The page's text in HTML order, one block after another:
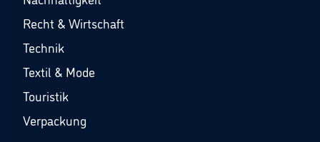
Recht & Wirtschaft
Technik
Textil & Mode
Touristik
Verpackung